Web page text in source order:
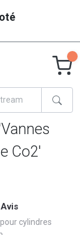
Co2'
cylindres